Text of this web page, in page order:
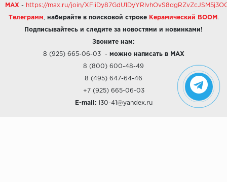
MAX - https://max.ru/join/
Телеграмм набирайте в поисковой строке Керамический BOOM .
Подписывайтесь и следите за новостями и новинками!
Звоните нам:
8 (925) 665-06-03- можно написать в MAX
8 (800) 600-48-49
8 (495) 647-64-46
+7 (925) 665-06-03
E-mail: i30-41@yandex.ru